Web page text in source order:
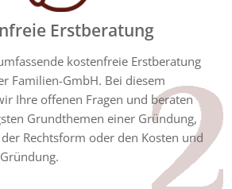
Erstberatung
kostenfreie Erstberatung
Familien-GmbH. Bei diesem
Ihre offenen Fragen und beraten
Grundthemen einer Gründung,
Rechtsform oder den Kosten und